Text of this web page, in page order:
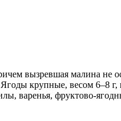
вызревшая малина не
крупные, весом 6–8
варенья, фруктово-